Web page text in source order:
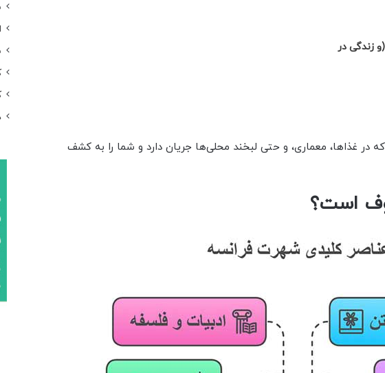
زندگی در
غذاها، معماری، و حتی لبخند محلی‌ها جریان دارد و شما را به کشف
است؟